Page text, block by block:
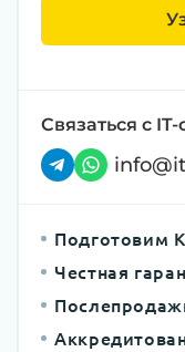
Связаться с
Подготовим
Честная